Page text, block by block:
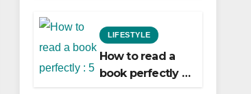
LIFESTYLE
How to read a
book perfectly :